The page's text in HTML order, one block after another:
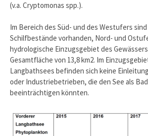
(v.a. Cryptomonas spp.).
Im Bereich des Süd- und des Westufers
Schilfbestände vorhanden, Nord- und
hydrologische Einzugsgebiet des
Gesamtfläche von 13,8 km2. Im
Langbathsees befinden sich keine
oder Industriebetrieben, die den See als
beeinträchtigen könnten.